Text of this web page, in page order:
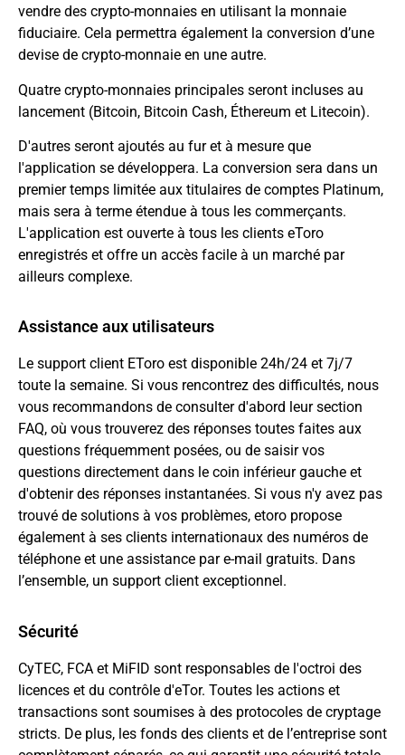
vendre des crypto-monnaies en utilisant la monnaie
fiduciaire. Cela permettra également la conversion d’une
devise de crypto-monnaie en une autre.
Quatre crypto-monnaies principales seront incluses au
lancement (Bitcoin, Bitcoin Cash, Éthereum et Litecoin).
D'autres seront ajoutés au fur et à mesure que
l'application se développera. La conversion sera dans un
premier temps limitée aux titulaires de comptes Platinum,
mais sera à terme étendue à tous les commerçants.
L'application est ouverte à tous les clients eToro
enregistrés et offre un accès facile à un marché par
ailleurs complexe.
Assistance aux utilisateurs
Le support client EToro est disponible 24h/24 et 7j/7
toute la semaine. Si vous rencontrez des difficultés, nous
vous recommandons de consulter d'abord leur section
FAQ, où vous trouverez des réponses toutes faites aux
questions fréquemment posées, ou de saisir vos
questions directement dans le coin inférieur gauche et
d'obtenir des réponses instantanées. Si vous n'y avez pas
trouvé de solutions à vos problèmes, etoro propose
également à ses clients internationaux des numéros de
téléphone et une assistance par e-mail gratuits. Dans
l’ensemble, un support client exceptionnel.
Sécurité
CyTEC, FCA et MiFID sont responsables de l'octroi des
licences et du contrôle d'eTor. Toutes les actions et
transactions sont soumises à des protocoles de cryptage
stricts. De plus, les fonds des clients et de l’entreprise sont